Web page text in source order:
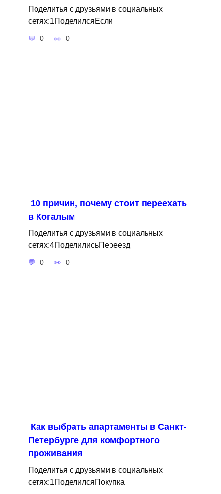
Поделитья с друзьями в социальных
сетях:1ПоделилсяЕсли
0 0
10 причин, почему стоит переехать
в Когалым
Поделитья с друзьями в социальных
сетях:4ПоделилисьПереезд
0 0
Как выбрать апартаменты в Санкт-
Петербурге для комфортного
проживания
Поделитья с друзьями в социальных
сетях:1ПоделилсяПокупка